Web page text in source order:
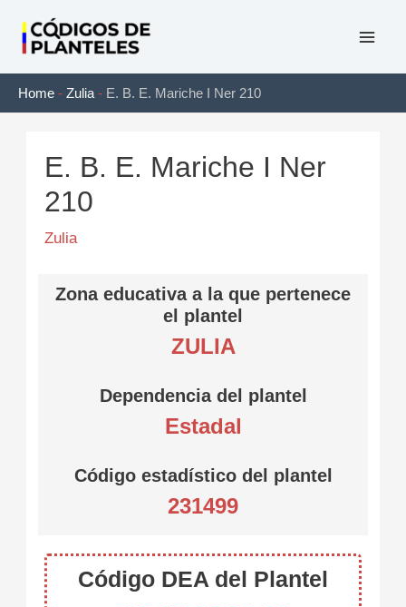
contenido
Home - Zulia - E. B. E. Mariche I Ner 210
E. B. E. Mariche I Ner
210
Zulia
Zona educativa a la que pertenece
el plantel
ZULIA
Dependencia del plantel
Estadal
Código estadístico del plantel
231499
Código DEA del Plantel